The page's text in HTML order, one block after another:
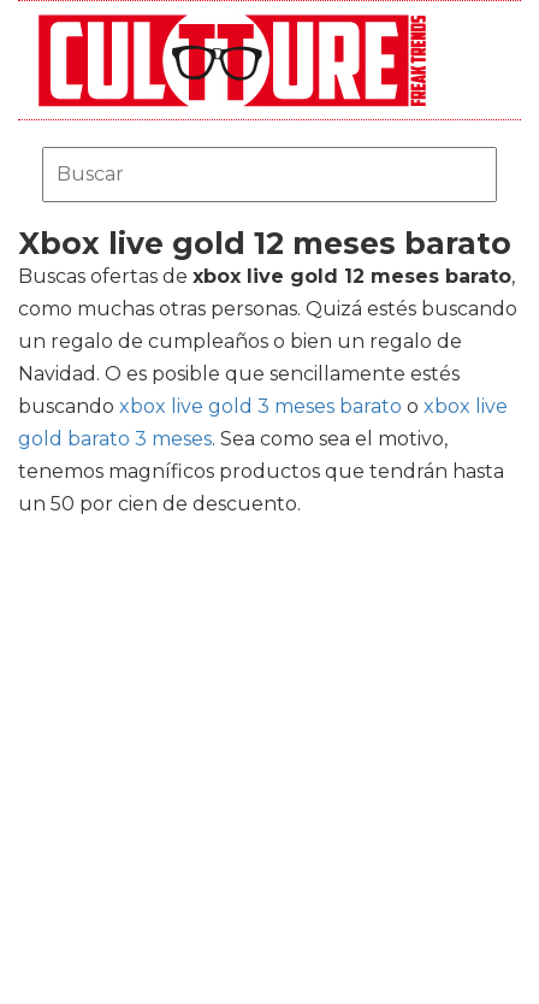
Xbox live gold 12 meses barato
Buscas ofertas de xbox live gold 12 meses barato,
como muchas otras personas. Quizá estés buscando
un regalo de cumpleaños o bien un regalo de
Navidad. O es posible que sencillamente estés
buscando xbox live gold 3 meses barato o xbox live
gold barato 3 meses. Sea como sea el motivo,
tenemos magníficos productos que tendrán hasta
un 50 por cien de descuento.